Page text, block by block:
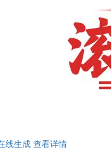
线生成 查看详情